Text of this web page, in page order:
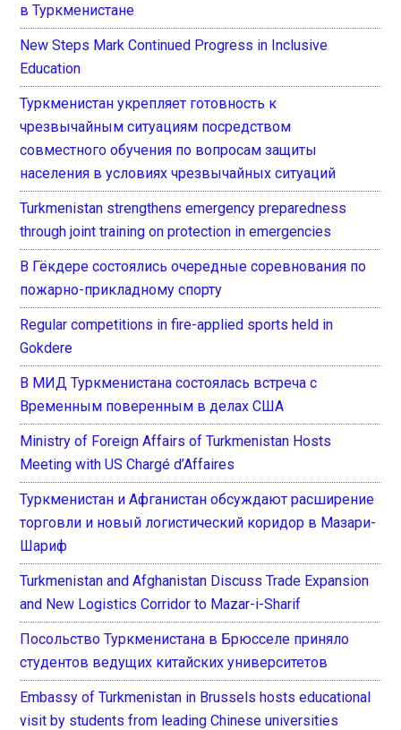
в Туркменистане
New Steps Mark Continued Progress in Inclusive
Education
Туркменистан укрепляет готовность к
чрезвычайным ситуациям посредством
совместного обучения по вопросам защиты
населения в условиях чрезвычайных ситуаций
Turkmenistan strengthens emergency preparedness
through joint training on protection in emergencies
В Гёкдере состоялись очередные соревнования по
пожарно-прикладному спорту
Regular competitions in fire-applied sports held in
Gokdere
В МИД Туркменистана состоялась встреча с
Временным поверенным в делах США
Ministry of Foreign Affairs of Turkmenistan Hosts
Meeting with US Chargé d’Affaires
Туркменистан и Афганистан обсуждают расширение
торговли и новый логистический коридор в Мазари-
Шариф
Turkmenistan and Afghanistan Discuss Trade Expansion
and New Logistics Corridor to Mazar-i-Sharif
Посольство Туркменистана в Брюсселе приняло
студентов ведущих китайских университетов
Embassy of Turkmenistan in Brussels hosts educational
visit by students from leading Chinese universities